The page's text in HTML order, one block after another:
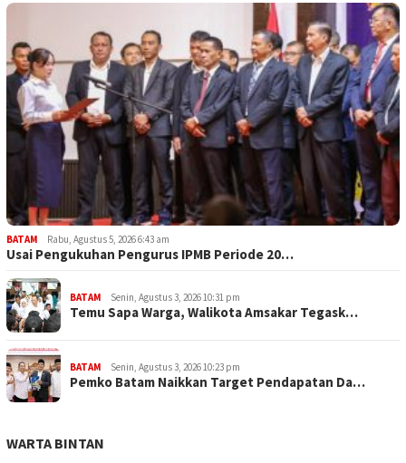
BATAM Rabu, Agustus 5, 2026 6:43 am
Usai Pengukuhan Pengurus IPMB Periode 20…
BATAM Senin, Agustus 3, 2026 10:31 pm
Temu Sapa Warga, Walikota Amsakar Tegask…
BATAM Senin, Agustus 3, 2026 10:23 pm
Pemko Batam Naikkan Target Pendapatan Da…
WARTA BINTAN